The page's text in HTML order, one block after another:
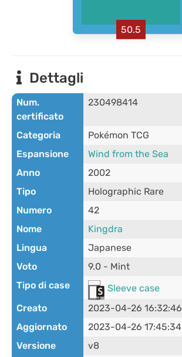
50.5
Dettagli
Num.
certificato
230498414
Categoria
Pokémon TCG
Espansione
Wind from the Sea
Anno
2002
Tipo
Holographic Rare
Numero
42
Nome
Kingdra
Lingua
Japanese
Voto
9.0 - Mint
Tipo di case
Sleeve case
Creato
2023-04-26 16:32:46
Aggiornato
2023-04-26 17:45:34
Versione
v8